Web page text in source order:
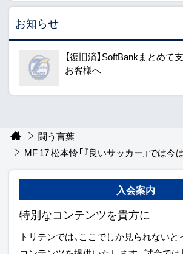
お知らせ
【復旧済】SoftBankまとめて
お客様へ
闘う言葉
MF 17 松本怜「『良いサッカー』では今
入会案内
特別なコンテンツを貴方に
トリテンでは、ここでしか見られない